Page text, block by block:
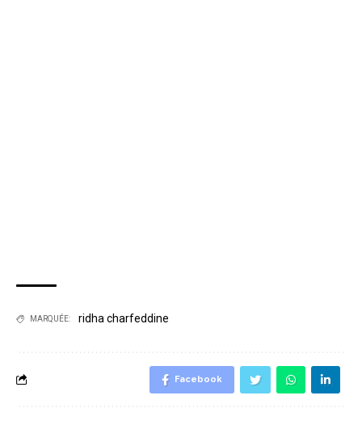
MARQUÉE: ridha charfeddine
Facebook